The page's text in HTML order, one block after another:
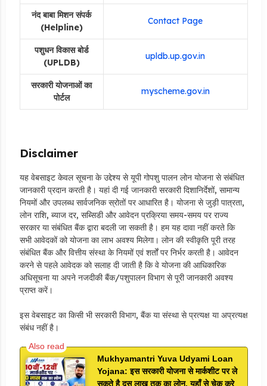
नंद बाबा मिशन संपर्क
(Helpline)
Contact Page
पशुधन विकास बोर्ड
(UPLDB)
upldb.up.gov.in
सरकारी योजनाओं का
पोर्टल
myscheme.gov.in
Disclaimer
यह वेबसाइट केवल सूचना के उद्देश्य से यूपी गोपशु पालन लोन योजना से संबंधित
जानकारी प्रदान करती है। यहां दी गई जानकारी सरकारी दिशानिर्देशों, सामान्य
नियमों और उपलब्ध सार्वजनिक स्रोतों पर आधारित है। योजना से जुड़ी पात्रता,
लोन राशि, ब्याज दर, सब्सिडी और आवेदन प्रक्रिया समय-समय पर राज्य
सरकार या संबंधित बैंक द्वारा बदली जा सकती है। हम यह दावा नहीं करते कि
सभी आवेदकों को योजना का लाभ अवश्य मिलेगा। लोन की स्वीकृति पूरी तरह
संबंधित बैंक और वित्तीय संस्था के नियमों एवं शर्तों पर निर्भर करती है। आवेदन
करने से पहले आवेदक को सलाह दी जाती है कि वे योजना की आधिकारिक
अधिसूचना या अपने नजदीकी बैंक/पशुपालन विभाग से पूरी जानकारी अवश्य
प्राप्त करें।
इस वेबसाइट का किसी भी सरकारी विभाग, बैंक या संस्था से प्रत्यक्ष या अप्रत्यक्ष
संबंध नहीं है।
Mukhyamantri Yuva Udyami Loan
Yojana: इस सरकारी योजना से मार्कशीट पर ले
सकते है दस लाख तक का लोन, यहाँ से चेक करे